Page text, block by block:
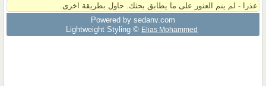
عذرا - لم يتم العثور على ما يطابق بحثك. حاول بطريقة اخرى.
Powered by sedany.com
Lightweight Styling © Elias Mohammed